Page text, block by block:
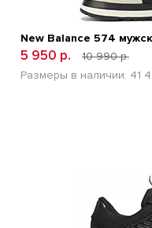
New Balance 574
5 950 р.
10 990 р.
Размеры в наличии: 41